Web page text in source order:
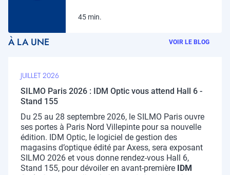
45 min.
À LA UNE VOIR LE BLOG
JUILLET 2026
SILMO Paris 2026 : IDM Optic vous attend Hall 6 -
Stand 155
Chapo
Du 25 au 28 septembre 2026, le SILMO Paris ouvre
ses portes à Paris Nord Villepinte pour sa nouvelle
édition. IDM Optic, le logiciel de gestion des
magasins d’optique édité par Axess, sera exposant
SILMO 2026 et vous donne rendez-vous Hall 6,
Stand 155, pour dévoiler en avant-première IDM